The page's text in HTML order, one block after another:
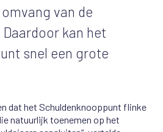
van de
kan het
snel een grote
dat het Schuldenknooppunt flinke
natuurlijk toenemen op het